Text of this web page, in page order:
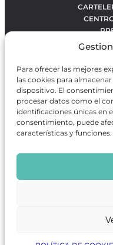
Para ofrecer las mejores
las cookies para
dispositivo. El
procesar datos como el
identificaciones únicas en
consentimiento, puede
características y funciones.
Revista GODOTes una
en información sobre
que se distribuye en
puntos de interés